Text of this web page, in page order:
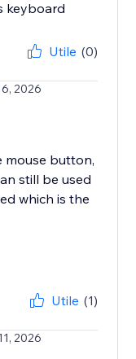
keyboard
Utile (0)
2026
button,
still be used
which is the
Utile (1)
2026